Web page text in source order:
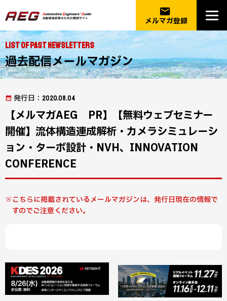
email
メルマガ登録
List of Past Newsletters
過去配信メールマガジン
発行日 ：2020.08.04
【メルマガAEG PR】【無料ウェブセミナー
開催】流体構造連成解析・カメラシミュレーシ
ョン・ターボ設計・NVH、INNOVATION
CONFERENCE
こちらに掲載されているメールマガジンは、発行日現在の情報で
すのでご注意ください。